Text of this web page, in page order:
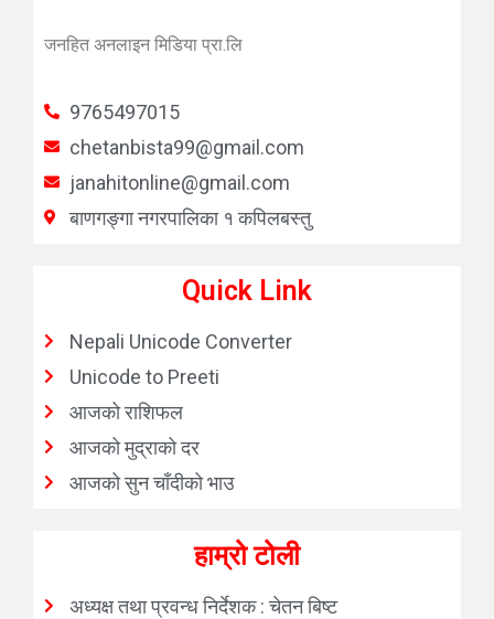
जनहित अनलाइन मिडिया प्रा.लि
9765497015
chetanbista99@gmail.com
janahitonline@gmail.com
बाणगङ्गा नगरपालिका १ कपिलबस्तु
Quick Link
Nepali Unicode Converter
Unicode to Preeti
आजको राशिफल
आजको मुद्राको दर
आजको सुन चाँदीको भाउ
हाम्रो टोली
अध्यक्ष तथा प्रवन्ध निर्देशक : चेतन बिष्ट